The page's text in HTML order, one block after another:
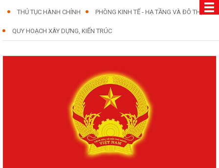
THỦ TỤC HÀNH CHÍNH PHÒNG KINH TẾ - HẠ TẦNG VÀ ĐÔ THỊ
QUY HOẠCH XÂY DỰNG, KIẾN TRÚC